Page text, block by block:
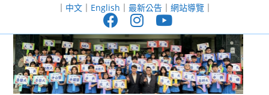
至
｜ 中文｜ English ｜ 最新公告｜ 網站導覽｜